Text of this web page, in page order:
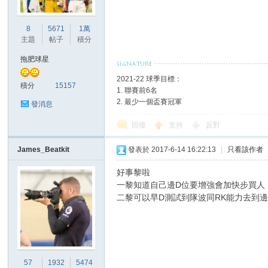
8
主題
5671
帖子
1萬
積分
拖肥球星
積分 15157
發消息
2021-22 球季目標：
1. 聯賽前6名
2. 最少一個盃賽冠軍
回復 支持 反對
James_Beatkit
57 1932 5474
發表於 2017-6-14 16:22:13 只看該作者
好事黎啦
一黎知道自己邊D位要增強會加快步買人
二黎可以早D測試到隊波同RK能力去到邊